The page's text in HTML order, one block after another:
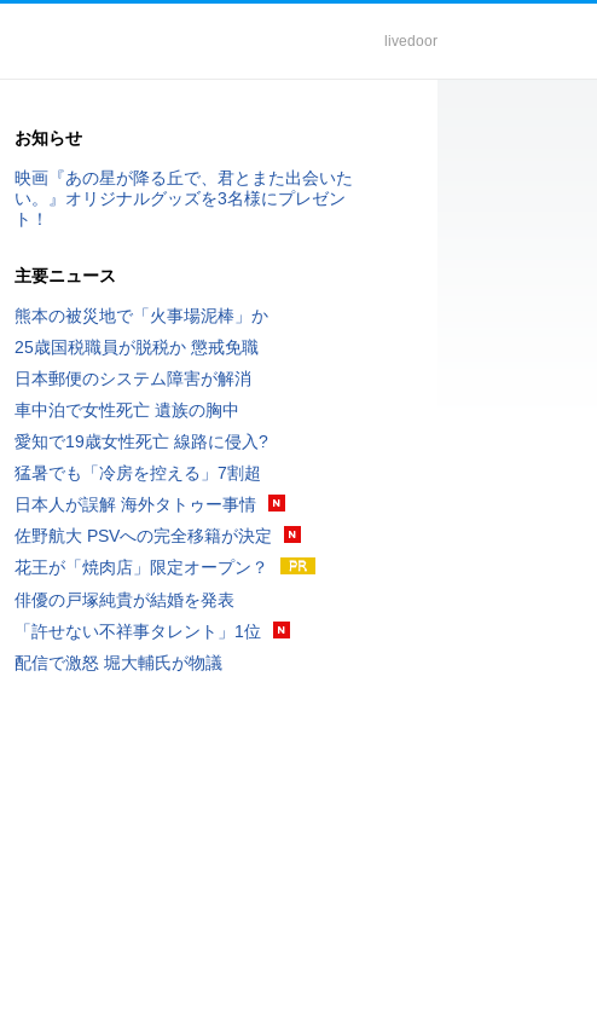
livedoor
お知らせ
映画『あの星が降る丘で、君とまた出会いた
い。』オリジナルグッズを3名様にプレゼン
ト！
主要ニュース
熊本の被災地で「火事場泥棒」か
25歳国税職員が脱税か 懲戒免職
日本郵便のシステム障害が解消
車中泊で女性死亡 遺族の胸中
愛知で19歳女性死亡 線路に侵入?
猛暑でも「冷房を控える」7割超
日本人が誤解 海外タトゥー事情
佐野航大 PSVへの完全移籍が決定
花王が「焼肉店」限定オープン？
俳優の戸塚純貴が結婚を発表
「許せない不祥事タレント」1位
配信で激怒 堀大輔氏が物議